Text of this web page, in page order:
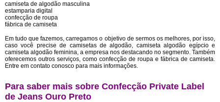
camiseta de algodão masculina
estamparia digital
confecção de roupa
fábrica de camiseta
Em tudo que fazemos, carregamos o objetivo de sermos os melhores, por isso,
caso você precise de camisetas de algodão, camiseta algodão egípcio e
camiseta algodão feminina, a empresa nos destacando no segmento. Também
oferecemos outros serviços, como confecção de roupa e fábrica de camiseta.
Entre em contato conosco para mais informações.
Para saber mais sobre Confecção Private Label
de Jeans Ouro Preto